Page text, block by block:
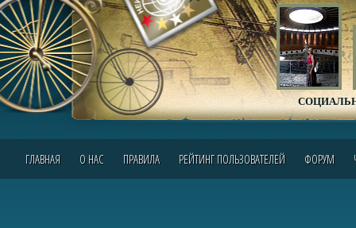
ГЛАВНАЯ О НАС ПРАВИЛА РЕЙТИНГ ПОЛЬЗОВАТЕЛЕЙ ФОРУМ